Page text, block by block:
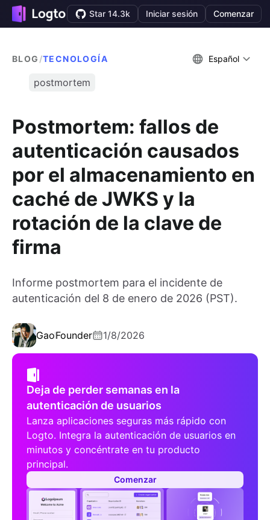
Star 14.3k Iniciar sesión Comenzar
BLOG /TECNOLOGÍA Español
postmortem
Postmortem: fallos de
autenticación causados
por el almacenamiento en
caché de JWKS y la
rotación de la clave de
firma
Informe postmortem para el incidente de
autenticación del 8 de enero de 2026 (PST).
GaoFounder 1/8/2026
Deja de perder semanas en la
autenticación de usuarios
Lanza aplicaciones seguras más rápido con
Logto. Integra la autenticación de usuarios en
minutos y concéntrate en tu producto
principal.
Comenzar